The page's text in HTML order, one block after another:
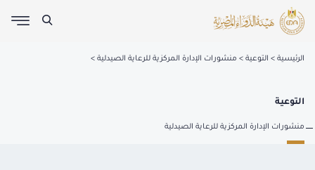
الرئيسية التوعية منشورات الإدارة المركزية للرعاية الصيدلية
التوعية
منشورات الإدارة المركزية للرعاية الصيدلية